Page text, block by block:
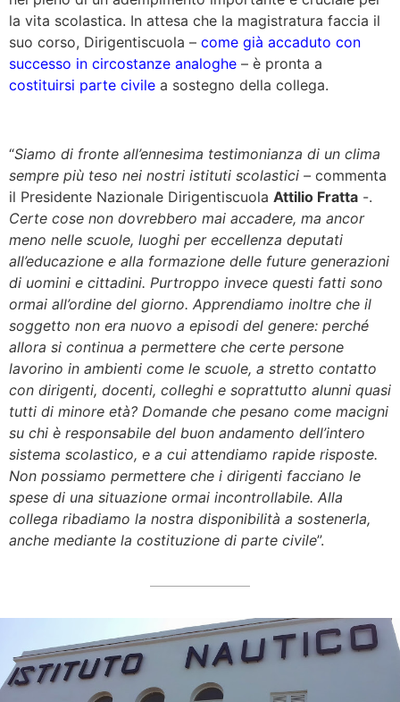
la vita scolastica. In attesa che la magistratura faccia il
suo corso, Dirigentiscuola – come già accaduto con
successo in circostanze analoghe – è pronta a
costituirsi parte civile a sostegno della collega.
“Siamo di fronte all’ennesima testimonianza di un clima
sempre più teso nei nostri istituti scolastici – commenta
il Presidente Nazionale Dirigentiscuola Attilio Fratta -.
Certe cose non dovrebbero mai accadere, ma ancor
meno nelle scuole, luoghi per eccellenza deputati
all’educazione e alla formazione delle future generazioni
di uomini e cittadini. Purtroppo invece questi fatti sono
ormai all’ordine del giorno. Apprendiamo inoltre che il
soggetto non era nuovo a episodi del genere: perché
allora si continua a permettere che certe persone
lavorino in ambienti come le scuole, a stretto contatto
con dirigenti, docenti, colleghi e soprattutto alunni quasi
tutti di minore età? Domande che pesano come macigni
su chi è responsabile del buon andamento dell’intero
sistema scolastico, e a cui attendiamo rapide risposte.
Non possiamo permettere che i dirigenti facciano le
spese di una situazione ormai incontrollabile. Alla
collega ribadiamo la nostra disponibilità a sostenerla,
anche mediante la costituzione di parte civile”.